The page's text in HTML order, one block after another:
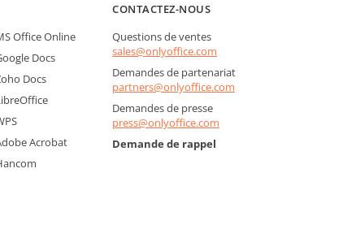
Office Online
Docs
Docs
Acrobat
CONTACTEZ-NOUS
Questions de ventes
sales@onlyoffice.com
Demandes de partenariat
partners@onlyoffice.com
Demandes de presse
press@onlyoffice.com
Demande de rappel